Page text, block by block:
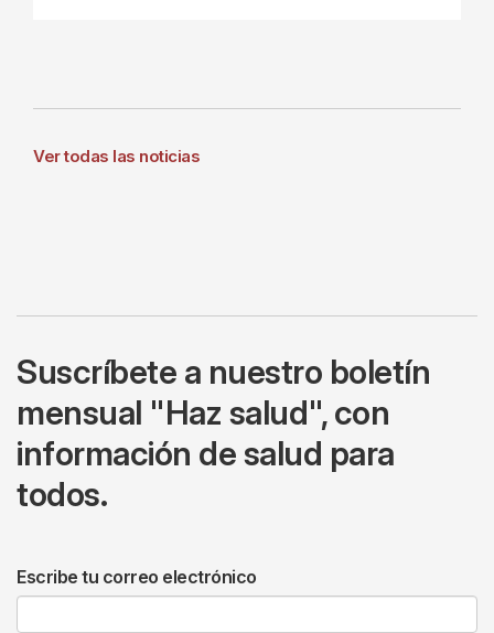
Ver todas las noticias
Suscríbete a nuestro boletín
mensual "Haz salud", con
información de salud para
todos.
Escribe tu correo electrónico